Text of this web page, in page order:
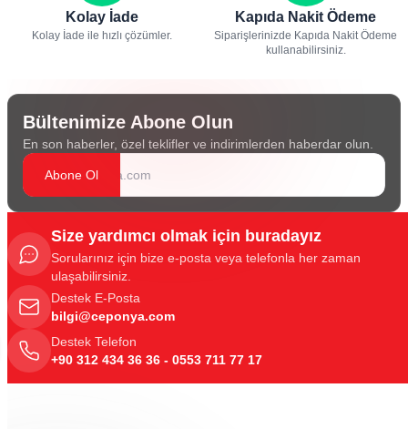
Kolay İade
Kolay İade ile hızlı çözümler.
Kapıda Nakit Ödeme
Siparişlerinizde Kapıda Nakit Ödeme
kullanabilirsiniz.
Bültenimize Abone Olun
En son haberler, özel teklifler ve indirimlerden haberdar olun.
Abone Ol
Size yardımcı olmak için buradayız
Sorularınız için bize e-posta veya telefonla her zaman
ulaşabilirsiniz.
Destek E-Posta
bilgi@ceponya.com
Destek Telefon
+90 312 434 36 36 - 0553 711 77 17